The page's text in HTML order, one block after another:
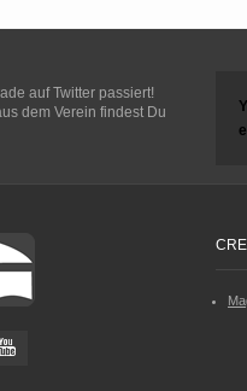
auf Twitter passiert!
dem Verein findest Du